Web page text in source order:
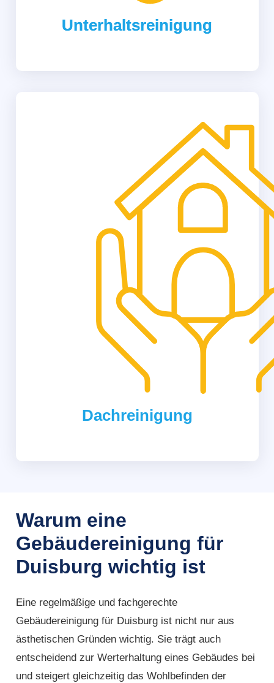
Unterhaltsreinigung
Dachreinigung
Warum eine
Gebäudereinigung für
Duisburg wichtig ist
Eine regelmäßige und fachgerechte
Gebäudereinigung für Duisburg ist nicht nur aus
ästhetischen Gründen wichtig. Sie trägt auch
entscheidend zur Werterhaltung eines Gebäudes bei
und steigert gleichzeitig das Wohlbefinden der